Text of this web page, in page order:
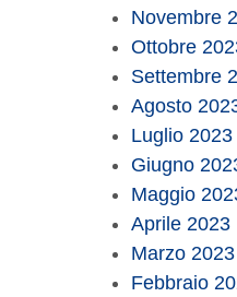
Novembre
Ottobre
Settembre
Agosto
Luglio 2023
Giugno
Maggio
Aprile 2023
Marzo 2023
Febbraio